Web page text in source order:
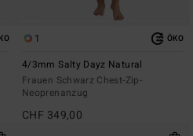
1 ÖKO
4/3mm Salty Dayz Natural
Frauen Schwarz Chest-Zip-
Neoprenanzug
CHF 349,00